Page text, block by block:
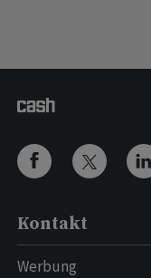
Kontakt
Werbung